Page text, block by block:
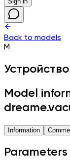
Back to models
M
Устройство
Model
Information
Parameters